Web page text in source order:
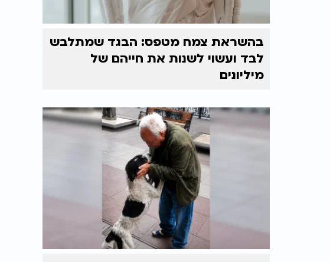
בהשראת צמח מטפס: הבגד שמתלבש
לבד ועשוי לשנות את חייהם של
מיליונים